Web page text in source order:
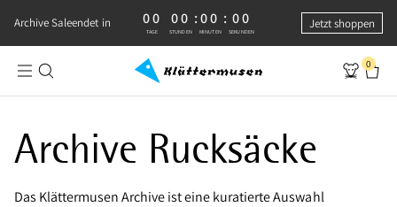
Archive Saleendet in
0 TAGE, 0 STUNDEN, 0 MINUTEN, 0 SEKUNDEN
00
TAGE
00
STUNDEN
: 00
MINUTEN
: 00
SEKUNDEN
Jetzt shoppen
0
Archive Rucksäcke
Das Klättermusen Archive ist eine kuratierte Auswahl